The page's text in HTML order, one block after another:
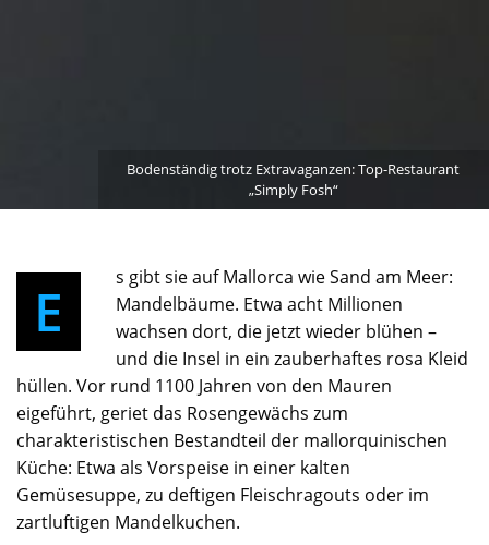
Bodenständig trotz Extravaganzen: Top-Restaurant
„Simply Fosh“
E
s gibt sie auf Mallorca wie Sand am Meer:
Mandelbäume. Etwa acht Millionen
wachsen dort, die jetzt wieder blühen –
und die Insel in ein zauberhaftes rosa Kleid
hüllen. Vor rund 1100 Jahren von den Mauren
eigeführt, geriet das Rosengewächs zum
charakteristischen Bestandteil der mallorquinischen
Küche: Etwa als Vorspeise in einer kalten
Gemüsesuppe, zu deftigen Fleischragouts oder im
zartluftigen Mandelkuchen.